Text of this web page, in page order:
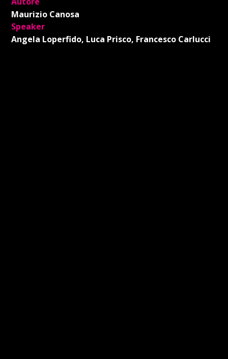
Maurizio Canosa
Speaker
Angela Loperfido, Luca Prisco, Francesco Carlucci